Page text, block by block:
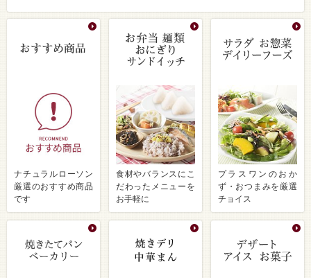
ナチュラルローソン
厳選のおすすめ商品
です
食材やバランスにこ
だわったメニューを
お手軽に
プラスワンのおか
ず・おつまみを厳選
チョイス